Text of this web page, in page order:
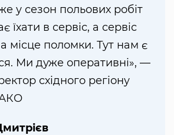
у сезон польових робіт
їхати в сервіс, а сервіс
місце поломки. Тут нам є
Ми дуже оперативні», —
східного регіону